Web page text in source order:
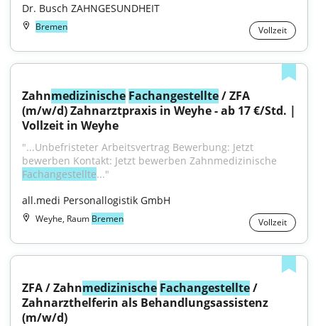
Dr. Busch ZAHNGESUNDHEIT
Bremen Vollzeit
Zahnmedizinische Fachangestellte / ZFA
(m/w/d) Zahnarztpraxis in Weyhe - ab 17 €/Std. |
Vollzeit in Weyhe
"...Unbefristeter Arbeitsvertrag Bewerbung: Jetzt
Fachangestellte..."
all.medi Personallogistik GmbH
Weyhe, Raum Bremen Vollzeit
ZFA / Zahnmedizinische Fachangestellte /
Zahnarzthelferin als Behandlungsassistenz
(m/w/d)